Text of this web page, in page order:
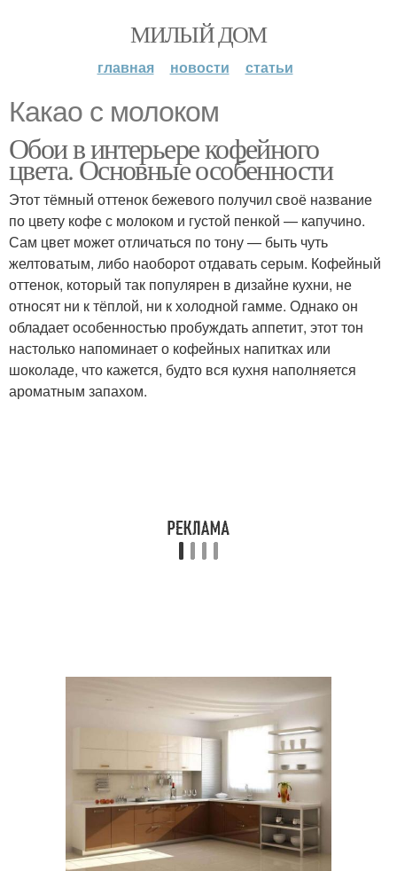
МИЛЫЙ ДОМ
главная новости статьи
Какао с молоком
Обои в интерьере кофейного
цвета. Основные особенности
Этот тёмный оттенок бежевого получил своё название
по цвету кофе с молоком и густой пенкой — капучино.
Сам цвет может отличаться по тону — быть чуть
желтоватым, либо наоборот отдавать серым. Кофейный
оттенок, который так популярен в дизайне кухни, не
относят ни к тёплой, ни к холодной гамме. Однако он
обладает особенностью пробуждать аппетит, этот тон
настолько напоминает о кофейных напитках или
шоколаде, что кажется, будто вся кухня наполняется
ароматным запахом.